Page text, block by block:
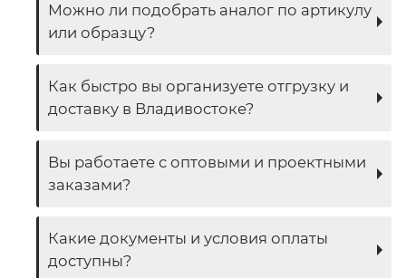
Можно ли подобрать аналог по артикулу
или образцу?
Как быстро вы организуете отгрузку и
доставку в Владивостоке?
Вы работаете с оптовыми и проектными
заказами?
Какие документы и условия оплаты
доступны?